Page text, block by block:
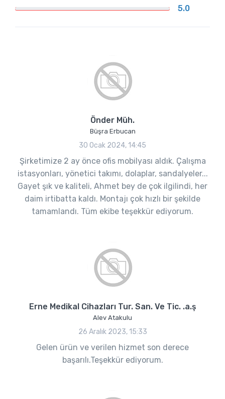
5.0
Önder Müh.
Büşra Erbucan
30 Ocak 2024, 14:45
Şirketimize 2 ay önce ofis mobilyası aldık. Çalışma
istasyonları, yönetici takımı, dolaplar, sandalyeler...
Gayet şık ve kaliteli, Ahmet bey de çok ilgilindi, her
daim irtibatta kaldı. Montajı çok hızlı bir şekilde
tamamlandı. Tüm ekibe teşekkür ediyorum.
Erne Medikal Cihazları Tur. San. Ve Tic. .a.ş
Alev Atakulu
26 Aralık 2023, 15:33
Gelen ürün ve verilen hizmet son derece
başarılı.Teşekkür ediyorum.